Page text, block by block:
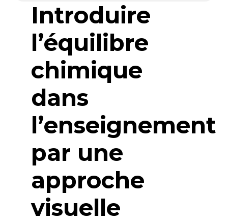
Introduire
l’équilibre
chimique
dans
l’enseignement
par une
approche
visuelle